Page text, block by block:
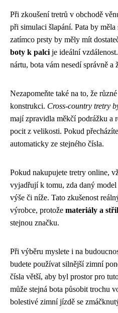
Při zkoušení tretrů v obchodě
při simulaci šlapání. Pata by
zatímco prsty by měly mít
boty k palci je ideální
nártu, bota vám nesedí správně
Nezapomeňte také na to, že
konstrukci. Cross-country tretry
mají zpravidla měkčí podrážku a
pocit z velikosti. Pokud
automaticky ze stejného čísla.
Pokud nakupujete tretry online,
vyjadřují k tomu, zda daný
výše či níže. Tato zkušenost
výrobce, protože materiály a
stejnou značku.
Při výběru myslete i na
budete používat silnější zimní
čísla větší, aby byl prostor pro
může stejná bota působit trochu
bolestivé zimní jízdě se